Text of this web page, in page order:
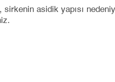
asidik yapısı